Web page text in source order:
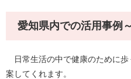
愛知県内での活用事例
日常生活の中で健康のために歩
案してくれます。